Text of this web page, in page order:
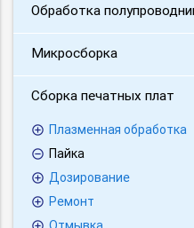
Обработка
Микросборка
Сборка печатных плат
Плазменная обработка
Пайка
Дозирование
Ремонт